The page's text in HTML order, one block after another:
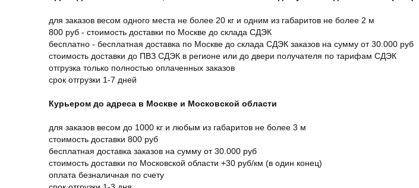
для заказов весом одного места не более 20 кг и одним из габаритов не более 2 м
800 руб - стоимость доставки по Москве до склада СДЭК
бесплатно - бесплатная доставка по Москве до склада СДЭК заказов на сумму от 30.000 руб
стоимость доставки до ПВЗ СДЭК в регионе или до двери получателя по тарифам СДЭК
отгрузка только полностью оплаченных заказов
срок отгрузки 1-7 дней
Курьером до адреса в Москве и Московской области
для заказов весом до 1000 кг и любым из габаритов не более 3 м
стоимость доставки 800 руб
бесплатная доставка заказов на сумму от 30.000 руб
стоимость доставки по Московской области +30 руб/км (в один конец)
оплата безналичная по счету